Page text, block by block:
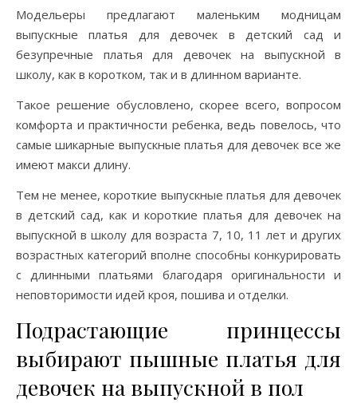
Модельеры предлагают маленьким модницам
выпускные платья для девочек в детский сад и
безупречные платья для девочек на выпускной в
школу, как в коротком, так и в длинном варианте.
Такое решение обусловлено, скорее всего, вопросом
комфорта и практичности ребенка, ведь повелось, что
самые шикарные выпускные платья для девочек все же
имеют макси длину.
Тем не менее, короткие выпускные платья для девочек
в детский сад, как и короткие платья для девочек на
выпускной в школу для возраста 7, 10, 11 лет и других
возрастных категорий вполне способны конкурировать
с длинными платьями благодаря оригинальности и
неповторимости идей кроя, пошива и отделки.
Подрастающие принцессы
выбирают пышные платья для
девочек на выпускной в пол